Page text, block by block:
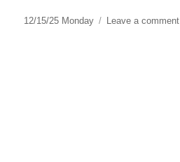
Posted
12/15/25 Monday Leave a comment